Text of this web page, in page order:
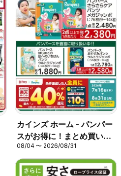
カインズ ホーム - パンパー
スがお得に！まとめ買いの
大チャンス！〇
08/04 〜 2026/08/31